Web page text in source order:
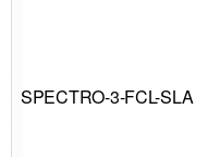
SPECTRO-3-FCL-SLA